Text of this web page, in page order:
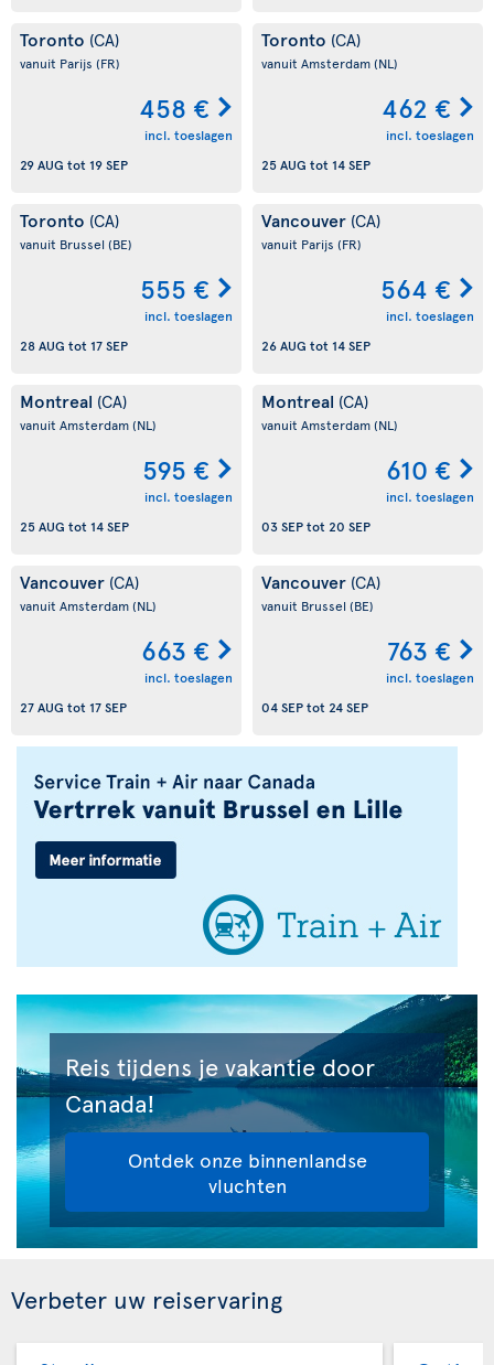
Toronto (CA)
vanuit Parijs (FR)
458 €
incl. toeslagen
29 AUG tot 19 SEP
Toronto (CA)
vanuit Amsterdam(NL)
462 €
incl. toeslagen
25 AUG tot 14 SEP
Toronto (CA)
vanuit Brussel (BE)
555 €
incl. toeslagen
28 AUG tot 17 SEP
Vancouver (CA)
vanuit Parijs (FR)
564 €
incl. toeslagen
26 AUG tot 14 SEP
Montreal (CA)
vanuit Amsterdam(NL)
595 €
incl. toeslagen
25 AUG tot 14 SEP
Montreal (CA)
vanuit Amsterdam(NL)
610 €
incl. toeslagen
03 SEPtot 20 SEP
Vancouver (CA)
vanuit Amsterdam(NL)
663 €
incl. toeslagen
27 AUG tot 17 SEP
Vancouver (CA)
vanuit Brussel (BE)
763 €
incl. toeslagen
04 SEPtot 24 SEP
Reis tijdens je vakantie door
Canada!
Ontdek onze binnenlandse
vluchten
Verbeter uw reiservaring